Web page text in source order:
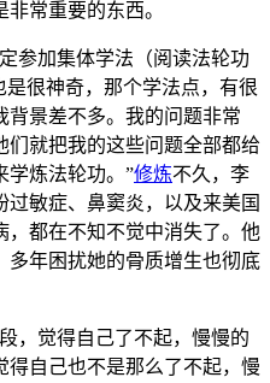
常重要的东西。
参加集体学法（阅读法轮功
是很神奇，那个学法点，有很
背景差不多。我的问题非常
们就把我的这些问题全部都给
学炼法轮功。”修炼不久，李
敏症、鼻窦炎，以及来美国
，都在不知不觉中消失了。他
多年困扰她的骨质增生也彻底
，觉得自己了不起，慢慢的
自己也不是那么了不起，慢